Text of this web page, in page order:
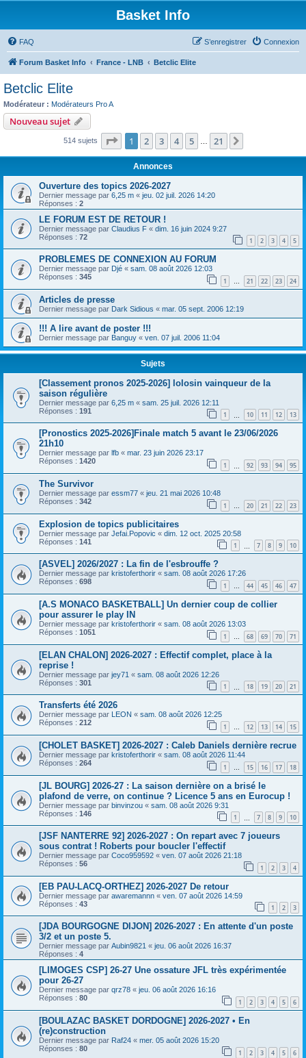
Basket Info
FAQ Connexion
S’enregistrer
Forum Basket Info France - LNB Betclic Elite
Betclic Elite
Modérateur : Modérateurs Pro A
Nouveau sujet
514 sujets Page 1sur21
1 2 3 4 5 21
Annonces
Ouverture des topics 2026-2027
Dernier message par 6,25 m « jeu. 02 juil. 2026 14:20
Réponses : 2
LE FORUM EST DE RETOUR !
Dernier message par Claudius F « dim. 16 juin 2024 9:27
Réponses : 72 1 2 3 4 5
PROBLEMES DE CONNEXION AU FORUM
Dernier message par Djé « sam. 08 août 2026 12:03
Réponses : 345 1 … 21 22 23 24
Articles de presse
Dernier message par Dark Sidious « mar. 05 sept. 2006 12:19
!!! A lire avant de poster !!!
Dernier message par Banguy « ven. 07 juil. 2006 11:04
Sujets
[Classement pronos 2025-2026] lolosin vainqueur de la
saison régulière
Dernier message par 6,25 m « sam. 25 juil. 2026 12:11
Réponses : 191 1 10 11 12 13
[Pronostics 2025-2026]Finale match 5 avant le 23/06/2026
21h10
Dernier message par lfb « mar. 23 juin 2026 23:17
Réponses : 1420 1 92 93 94 95
The Survivor
Dernier message par essm77 « jeu. 21 mai 2026 10:48
Réponses : 342 1 … 20 21 22 23
Explosion de topics publicitaires
Dernier message par Jefai.Popovic « dim. 12 oct. 2025 20:58
Réponses : 141 1 7 8 9 10
[ASVEL] 2026/2027 : La fin de l'esbrouffe ?
Dernier message par kristoferthorir « sam. 08 août 2026 17:26
Réponses : 698 1 … 44 45 46 47
[A.S MONACO BASKETBALL] Un dernier coup de collier
pour assurer le play IN
Dernier message par kristoferthorir « sam. 08 août 2026 13:03
Réponses : 1051 1 … 68 69 70 71
[ELAN CHALON] 2026-2027 : Effectif complet, place à la
reprise !
Dernier message par jey71 « sam. 08 août 2026 12:26
Réponses : 301 1 18 19 20 21
Transferts été 2026
Dernier message par LEON « sam. 08 août 2026 12:25
Réponses : 212 1 … 12 13 14 15
[CHOLET BASKET] 2026-2027 : Caleb Daniels dernière recrue
Dernier message par kristoferthorir « sam. 08 août 2026 11:44
Réponses : 264 1 … 15 16 17 18
[JL BOURG] 2026-27 : La saison dernière on a brisé le
plafond de verre, on continue ? Licence 5 ans en Eurocup !
Dernier message par binvinzou « sam. 08 août 2026 9:31
Réponses : 146 1 7 8 9 10
[JSF NANTERRE 92] 2026-2027 : On repart avec 7 joueurs
sous contrat ! Roberts pour boucler l'effectif
Dernier message par Coco959592 « ven. 07 août 2026 21:18
Réponses : 56 1 2 3 4
[EB PAU-LACQ-ORTHEZ] 2026-2027 De retour
Dernier message par awaremannn « ven. 07 août 2026 14:59
Réponses : 43 1 2 3
[JDA BOURGOGNE DIJON] 2026-2027 : En attente d'un poste
3/2 et un poste 5.
Dernier message par Aubin9821 « jeu. 06 août 2026 16:37
Réponses : 4
[LIMOGES CSP] 26-27 Une ossature JFL très expérimentée
pour 26-27
Dernier message par qrz78 « jeu. 06 août 2026 16:16
Réponses : 80 1 2 3 4 5 6
[BOULAZAC BASKET DORDOGNE] 2026-2027 • En
(re)construction
Dernier message par Raf24 « mer. 05 août 2026 15:20
Réponses : 80 1 2 3 4 5 6